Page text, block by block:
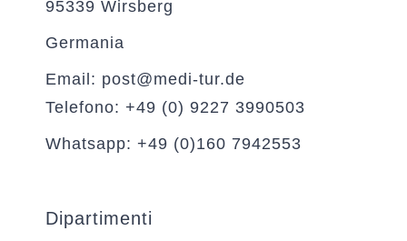
95339 Wirsberg
Germania
Email: post@medi-tur.de
Telefono: +49 (0) 9227 3990503
Whatsapp: +49 (0)160 7942553
Dipartimenti